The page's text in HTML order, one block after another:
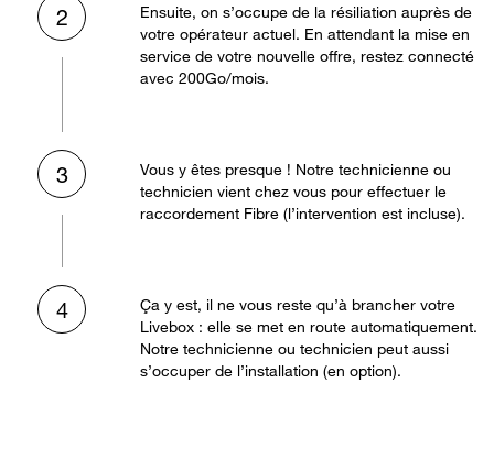
2
Ensuite, on s’occupe de la résiliation auprès de
votre opérateur actuel. En attendant la mise en
service de votre nouvelle offre, restez connecté
avec 200Go/mois.
3
Vous y êtes presque ! Notre technicienne ou
technicien vient chez vous pour effectuer le
raccordement Fibre (l’intervention est incluse).
4
Ça y est, il ne vous reste qu’à brancher votre
Livebox : elle se met en route automatiquement.
Notre technicienne ou technicien peut aussi
s’occuper de l’installation (en option).